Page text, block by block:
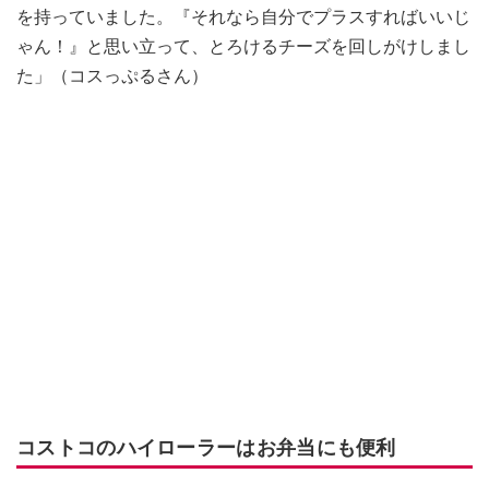
を持っていました。『それなら自分でプラスすればいいじ
ゃん！』と思い立って、とろけるチーズを回しがけしまし
た」（コスっぷるさん）
コストコのハイローラーはお弁当にも便利